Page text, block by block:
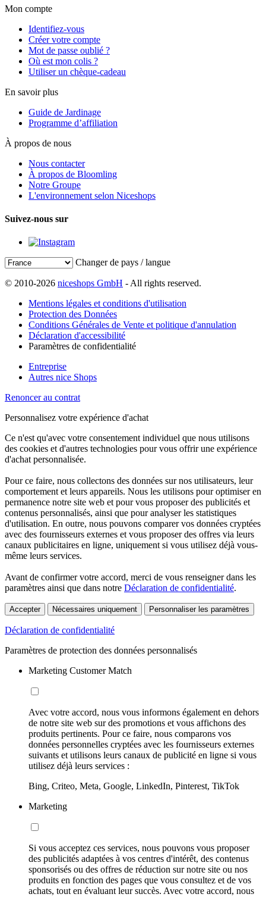
Mon compte
Identifiez-vous
Créer votre compte
Mot de passe oublié ?
Où est mon colis ?
Utiliser un chèque-cadeau
En savoir plus
Guide de Jardinage
Programme d’affiliation
À propos de nous
Nous contacter
À propos de Bloomling
Notre Groupe
L'environnement selon Niceshops
Suivez-nous sur
Changer de pays / langue
© 2010-2026 niceshops GmbH - All rights reserved.
Mentions légales et conditions d'utilisation
Protection des Données
Conditions Générales de Vente et politique d'annulation
Déclaration d'accessibilité
Paramètres de confidentialité
Entreprise
Autres nice Shops
Renoncer au contrat
Personnalisez votre expérience d'achat
Ce n'est qu'avec votre consentement individuel que nous utilisons
des cookies et d'autres technologies pour vous offrir une expérience
d'achat personnalisée.
Pour ce faire, nous collectons des données sur nos utilisateurs, leur
comportement et leurs appareils. Nous les utilisons pour optimiser en
permanence notre site web et pour vous proposer des publicités et
contenus personnalisés, ainsi que pour analyser les statistiques
d'utilisation. En outre, nous pouvons comparer vos données cryptées
avec des fournisseurs externes et vous proposer des offres via leurs
canaux publicitaires en ligne, uniquement si vous utilisez déjà vous-
même leurs services.
Avant de confirmer votre accord, merci de vous renseigner dans les
paramètres ainsi que dans notre Déclaration de confidentialité.
Accepter Nécessaires uniquement Personnaliser les paramètres
Déclaration de confidentialité
Paramètres de protection des données personnalisés
Marketing Customer Match
Avec votre accord, nous vous informons également en dehors
de notre site web sur des promotions et vous affichons des
produits pertinents. Pour ce faire, nous comparons vos
données personnelles cryptées avec les fournisseurs externes
suivants et utilisons leurs canaux de publicité en ligne si vous
utilisez déjà leurs services :
Bing, Criteo, Meta, Google, LinkedIn, Pinterest, TikTok
Marketing
Si vous acceptez ces services, nous pouvons vous proposer
des publicités adaptées à vos centres d'intérêt, des contenus
sponsorisés ou des offres de réduction sur notre site ou nos
produits en fonction des pages que vous consultez et de vos
achats, tout en évaluant leur succès. Avec votre accord, nous